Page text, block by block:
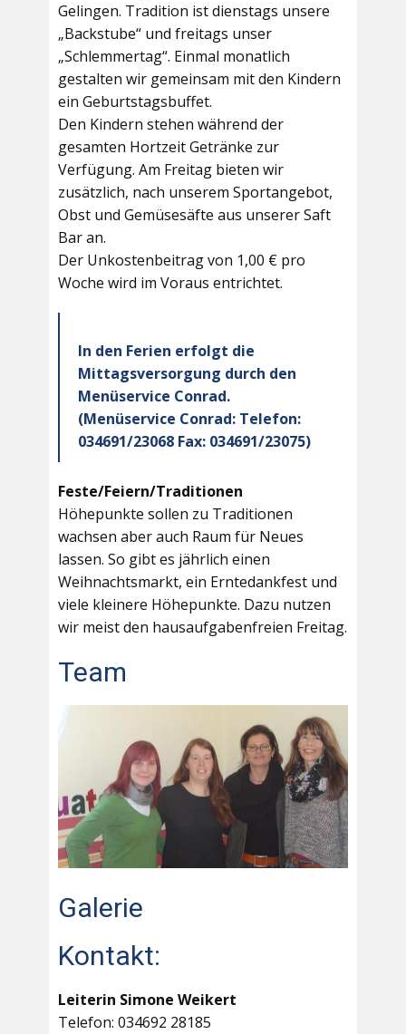
Gelingen. Tradition ist dienstags unsere
„Backstube“ und freitags unser
„Schlemmertag“. Einmal monatlich
gestalten wir gemeinsam mit den Kindern
ein Geburtstagsbuffet.
Den Kindern stehen während der
gesamten Hortzeit Getränke zur
Verfügung. Am Freitag bieten wir
zusätzlich, nach unserem Sportangebot,
Obst und Gemüsesäfte aus unserer Saft
Bar an.
Der Unkostenbeitrag von 1,00 € pro
Woche wird im Voraus entrichtet.
In den Ferien erfolgt die
Mittagsversorgung durch den
Menüservice Conrad.
(Menüservice Conrad: Telefon:
034691/23068 Fax: 034691/23075)
Feste/Feiern/Traditionen
Höhepunkte sollen zu Traditionen
wachsen aber auch Raum für Neues
lassen. So gibt es jährlich einen
Weihnachtsmarkt, ein Erntedankfest und
viele kleinere Höhepunkte. Dazu nutzen
wir meist den hausaufgabenfreien Freitag.
Team
Galerie
Kontakt:
Leiterin Simone Weikert
Telefon: 034692 28185